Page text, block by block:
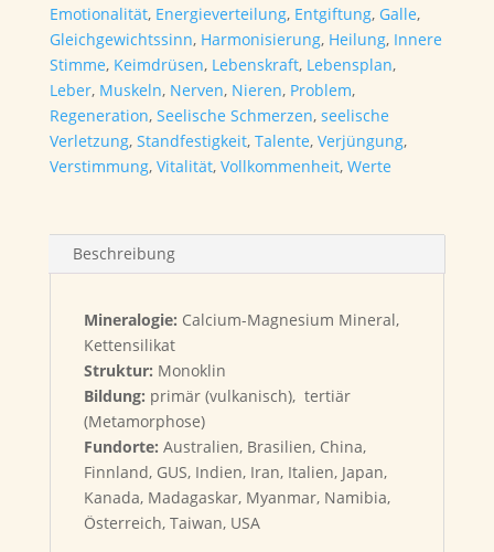
Emotionalität, Energieverteilung, Entgiftung, Galle,
Gleichgewichtssinn, Harmonisierung, Heilung, Innere
Stimme, Keimdrüsen, Lebenskraft, Lebensplan,
Leber, Muskeln, Nerven, Nieren, Problem,
Regeneration, Seelische Schmerzen, seelische
Verletzung, Standfestigkeit, Talente, Verjüngung,
Verstimmung, Vitalität, Vollkommenheit, Werte
Beschreibung
Mineralogie: Calcium-Magnesium Mineral,
Kettensilikat
Struktur: Monoklin
Bildung: primär (vulkanisch), tertiär
(Metamorphose)
Fundorte: Australien, Brasilien, China,
Finnland, GUS, Indien, Iran, Italien, Japan,
Kanada, Madagaskar, Myanmar, Namibia,
Österreich, Taiwan, USA